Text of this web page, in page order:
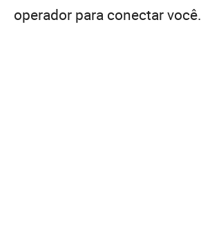
operador para conectar você.